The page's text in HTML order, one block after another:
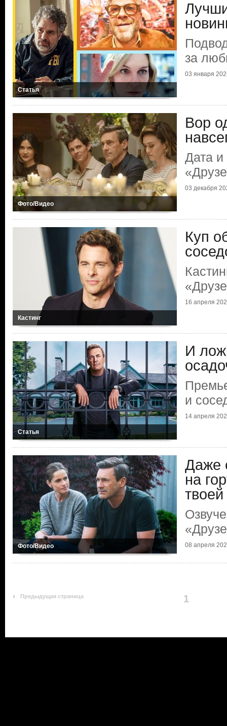
Статья
за
03 января
Фото/Видео
Вор
Дата и
03 декабря
Кастинг
Куп
16 апреля
Статья
И
и
14 апреля
Фото/Видео
Даже
на
твоей
08 апреля
Предыдущая страница 1